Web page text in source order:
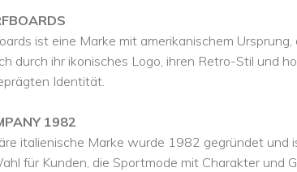
ist eine Marke mit amerikanischem
durch ihr ikonisches Logo, ihren Retro-Stil und
Identität.
1982
italienische Marke wurde 1982 gegründet und
für Kunden, die Sportmode mit Charakter und